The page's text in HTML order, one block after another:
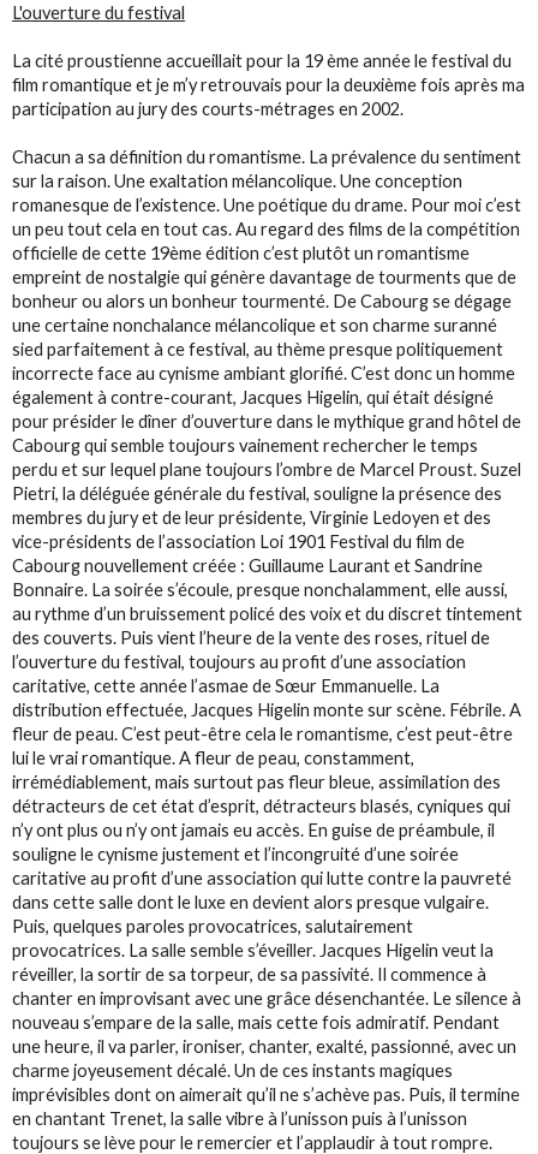
L'ouverture du festival
La cité proustienne accueillait pour la 19 ème année le festival du
film romantique et je m’y retrouvais pour la deuxième fois après ma
participation au jury des courts-métrages en 2002.
Chacun a sa définition du romantisme. La prévalence du sentiment
sur la raison. Une exaltation mélancolique. Une conception
romanesque de l’existence. Une poétique du drame. Pour moi c’est
un peu tout cela en tout cas. Au regard des films de la compétition
officielle de cette 19ème édition c’est plutôt un romantisme
empreint de nostalgie qui génère davantage de tourments que de
bonheur ou alors un bonheur tourmenté. De Cabourg se dégage
une certaine nonchalance mélancolique et son charme suranné
sied parfaitement à ce festival, au thème presque politiquement
incorrecte face au cynisme ambiant glorifié. C’est donc un homme
également à contre-courant, Jacques Higelin, qui était désigné
pour présider le dîner d’ouverture dans le mythique grand hôtel de
Cabourg qui semble toujours vainement rechercher le temps
perdu et sur lequel plane toujours l’ombre de Marcel Proust. Suzel
Pietri, la déléguée générale du festival, souligne la présence des
membres du jury et de leur présidente, Virginie Ledoyen et des
vice-présidents de l’association Loi 1901 Festival du film de
Cabourg nouvellement créée : Guillaume Laurant et Sandrine
Bonnaire. La soirée s’écoule, presque nonchalamment, elle aussi,
au rythme d’un bruissement policé des voix et du discret tintement
des couverts. Puis vient l’heure de la vente des roses, rituel de
l’ouverture du festival, toujours au profit d’une association
caritative, cette année l’asmae de Sœur Emmanuelle. La
distribution effectuée, Jacques Higelin monte sur scène. Fébrile. A
fleur de peau. C’est peut-être cela le romantisme, c’est peut-être
lui le vrai romantique. A fleur de peau, constamment,
irrémédiablement, mais surtout pas fleur bleue, assimilation des
détracteurs de cet état d’esprit, détracteurs blasés, cyniques qui
n’y ont plus ou n’y ont jamais eu accès. En guise de préambule, il
souligne le cynisme justement et l’incongruité d’une soirée
caritative au profit d’une association qui lutte contre la pauvreté
dans cette salle dont le luxe en devient alors presque vulgaire.
Puis, quelques paroles provocatrices, salutairement
provocatrices. La salle semble s’éveiller. Jacques Higelin veut la
réveiller, la sortir de sa torpeur, de sa passivité. Il commence à
chanter en improvisant avec une grâce désenchantée. Le silence à
nouveau s’empare de la salle, mais cette fois admiratif. Pendant
une heure, il va parler, ironiser, chanter, exalté, passionné, avec un
charme joyeusement décalé. Un de ces instants magiques
imprévisibles dont on aimerait qu’il ne s’achève pas. Puis, il termine
en chantant Trenet, la salle vibre à l’unisson puis à l’unisson
toujours se lève pour le remercier et l’applaudir à tout rompre.